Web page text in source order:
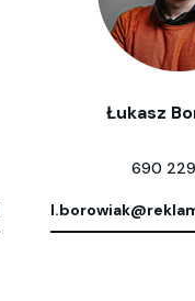
Łukasz
690 229